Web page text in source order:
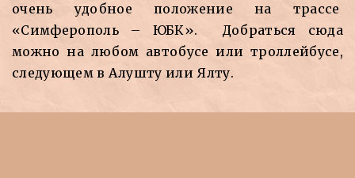
очень удобное положение на трассе
«Симферополь – ЮБК». Добраться сюда
можно на любом автобусе или троллейбусе,
следующем в Алушту или Ялту.